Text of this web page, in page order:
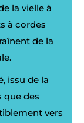
la vielle à
à cordes
de la
issu de la
que des
vers